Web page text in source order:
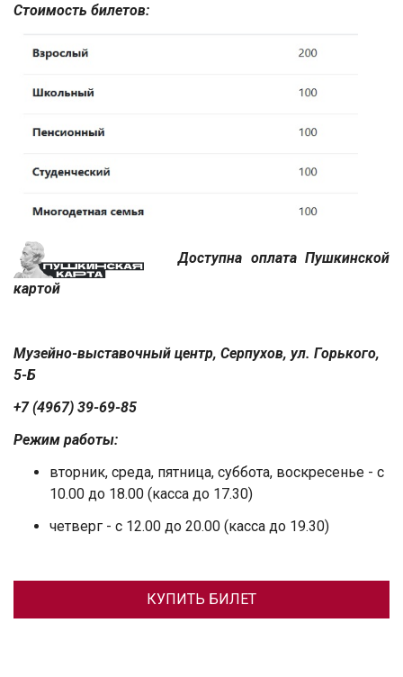
Стоимость билетов:
Доступна оплата Пушкинской
картой
Музейно-выставочный центр, Серпухов, ул. Горького,
5-Б
+7 (4967) 39-69-85
Режим работы:
вторник, среда, пятница, суббота, воскресенье - с
10.00 до 18.00 (касса до 17.30)
четверг - с 12.00 до 20.00 (касса до 19.30)
КУПИТЬ БИЛЕТ